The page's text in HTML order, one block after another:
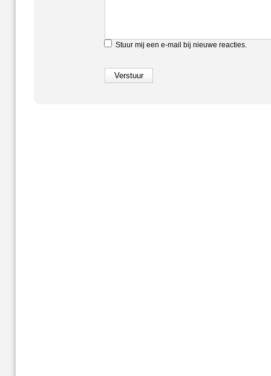
Stuur mij een e-mail bij nieuwe reacties.